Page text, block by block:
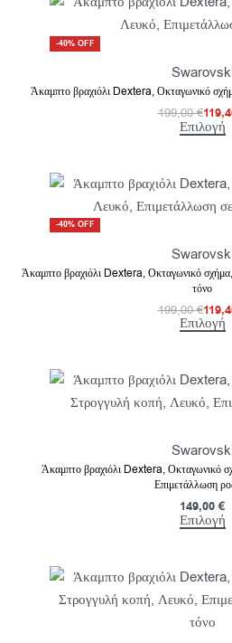
-40% OFF
Άκαμπτο βραχιόλι Dextera, Οκταγωνικό
199,00€
Επιλογή
-40% OFF
Άκαμπτο βραχιόλι Dextera, Οκταγωνικό
τόνο
199,00€
Επιλογή
Άκαμπτο βραχιόλι Dextera, Οκταγωνικό
Επιμετάλλωση
149,00 €
Επιλογή